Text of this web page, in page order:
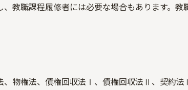
教職課程履修者には必要な場合もあります。教
、物権法、債権回収法Ⅰ、債権回収法Ⅱ、契約